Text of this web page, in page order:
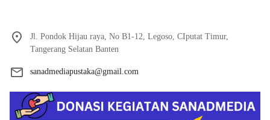
Jl. Pondok Hijau raya, No B1-12, Legoso, CIputat Timur,
Tangerang Selatan Banten
sanadmediapustaka@gmail.com